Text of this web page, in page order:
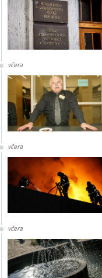
včera
včera
včera